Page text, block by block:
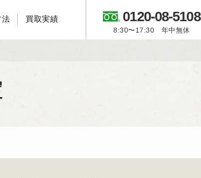
法 買取実績 0120-08-5108
8:30〜17:30 年中無休